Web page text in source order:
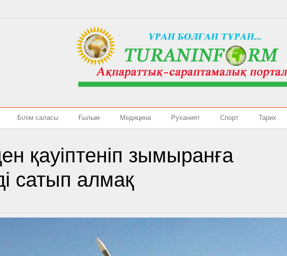
Білім саласы Ғылым Медицина Руханият Спорт Тарих
қауіптеніп зымыранға
сатып алмақ